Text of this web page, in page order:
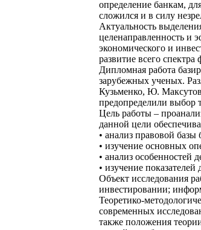
определение банкам,
сложился и в силу
Актуальность
целенаправленность и
экономического и
развитие всего
Дипломная работа
зарубежных ученых.
Кузьменко, Ю.
предопределили выбор
Цель работы –
данной цели
• анализ правовой базы
• изучение основных
• анализ особенностей
• изучение
Объект исследования
инвестировании;
Теоретико-
современных
также положения